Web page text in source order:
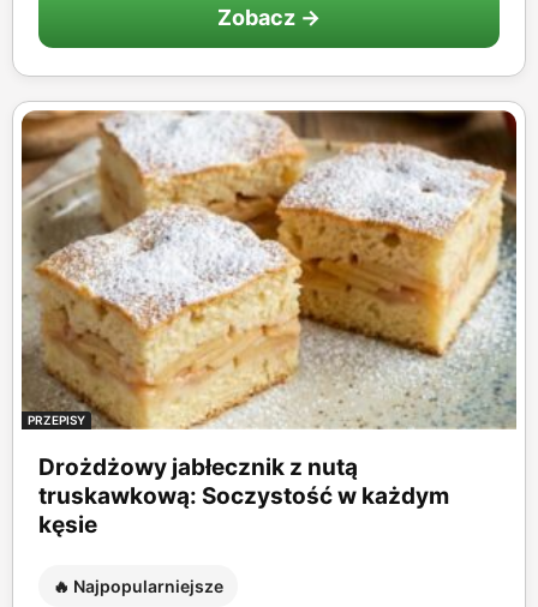
Zobacz →
PRZEPISY
Drożdżowy jabłecznik z nutą
truskawkową: Soczystość w każdym
kęsie
🔥 Najpopularniejsze